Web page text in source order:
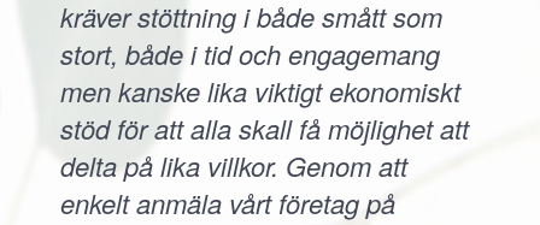
kräver stöttning i både smått som
stort, både i tid och engagemang
men kanske lika viktigt ekonomiskt
stöd för att alla skall få möjlighet att
delta på lika villkor. Genom att
enkelt anmäla vårt företag på